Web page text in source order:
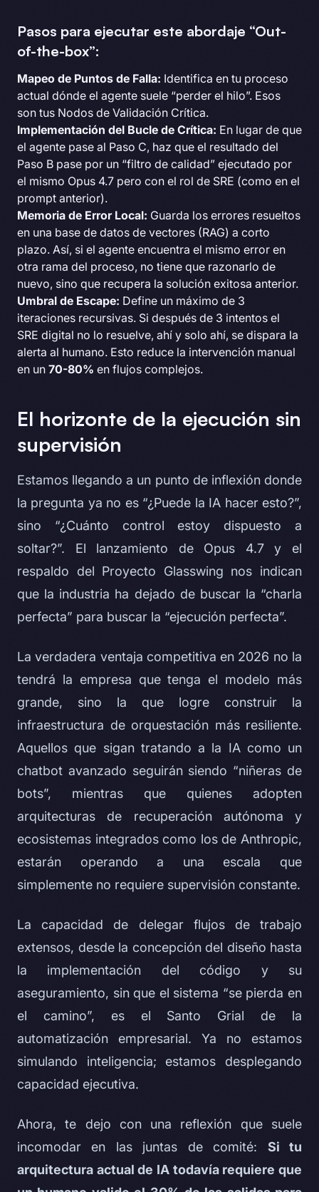
Pasos para ejecutar este abordaje “Out-
of-the-box”:
Mapeo de Puntos de Falla: Identifica en tu proceso
actual dónde el agente suele “perder el hilo”. Esos
son tus Nodos de Validación Crítica.
Implementación del Bucle de Crítica: En lugar de que
el agente pase al Paso C, haz que el resultado del
Paso B pase por un “filtro de calidad” ejecutado por
el mismo Opus 4.7 pero con el rol de SRE (como en el
prompt anterior).
Memoria de Error Local: Guarda los errores resueltos
en una base de datos de vectores (RAG) a corto
plazo. Así, si el agente encuentra el mismo error en
otra rama del proceso, no tiene que razonarlo de
nuevo, sino que recupera la solución exitosa anterior.
Umbral de Escape: Define un máximo de 3
iteraciones recursivas. Si después de 3 intentos el
SRE digital no lo resuelve, ahí y solo ahí, se dispara la
alerta al humano. Esto reduce la intervención manual
en un 70-80% en flujos complejos.
El horizonte de la ejecución sin
supervisión
Estamos llegando a un punto de inflexión donde
la pregunta ya no es “¿Puede la IA hacer esto?”,
sino “¿Cuánto control estoy dispuesto a
soltar?”. El lanzamiento de Opus 4.7 y el
respaldo del Proyecto Glasswing nos indican
que la industria ha dejado de buscar la “charla
perfecta” para buscar la “ejecución perfecta”.
La verdadera ventaja competitiva en 2026 no la
tendrá la empresa que tenga el modelo más
grande, sino la que logre construir la
infraestructura de orquestación más resiliente.
Aquellos que sigan tratando a la IA como un
chatbot avanzado seguirán siendo “niñeras de
bots”, mientras que quienes adopten
arquitecturas de recuperación autónoma y
ecosistemas integrados como los de Anthropic,
estarán operando a una escala que
simplemente no requiere supervisión constante.
La capacidad de delegar flujos de trabajo
extensos, desde la concepción del diseño hasta
la implementación del código y su
aseguramiento, sin que el sistema “se pierda en
el camino”, es el Santo Grial de la
automatización empresarial. Ya no estamos
simulando inteligencia; estamos desplegando
capacidad ejecutiva.
Ahora, te dejo con una reflexión que suele
incomodar en las juntas de comité: Si tu
arquitectura actual de IA todavía requiere que